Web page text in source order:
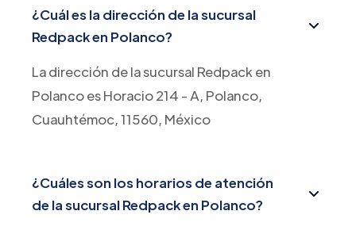
¿Cuál es la dirección de la sucursal
Redpack en Polanco?
La dirección de la sucursal Redpack en
Polanco es Horacio 214 - A, Polanco,
Cuauhtémoc, 11560, México
¿Cuáles son los horarios de atención
de la sucursal Redpack en Polanco?